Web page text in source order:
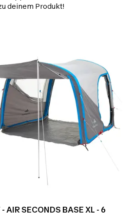
deinem Produkt!
AIR SECONDS BASE XL - 6